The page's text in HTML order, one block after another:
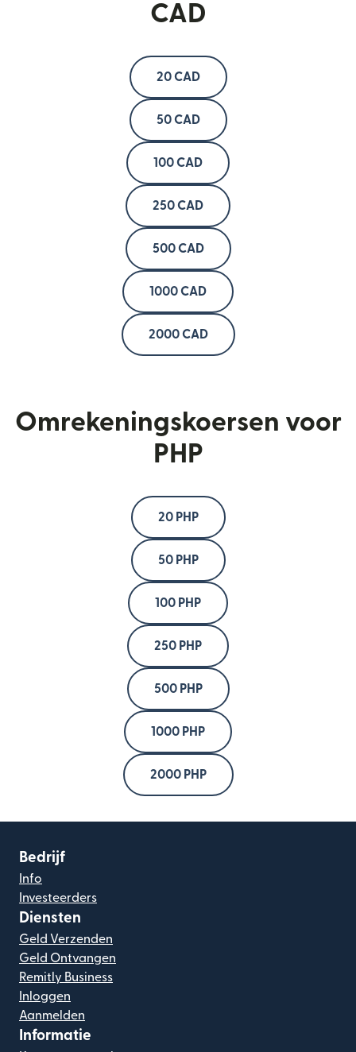
CAD
20 CAD
50 CAD
100 CAD
250 CAD
500 CAD
1000 CAD
2000 CAD
Omrekeningskoersen voor
PHP
20 PHP
50 PHP
100 PHP
250 PHP
500 PHP
1000 PHP
2000 PHP
Bedrijf
Info
Investeerders
Diensten
Geld Verzenden
Geld Ontvangen
Remitly Business
Inloggen
Aanmelden
Informatie